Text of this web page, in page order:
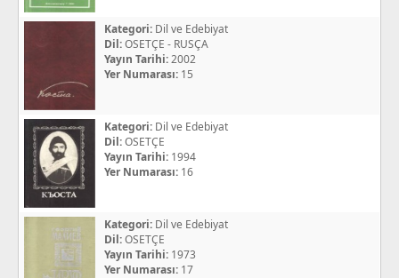
Kategori: Dil ve Edebiyat
Dil:OSETÇE - RUSÇA
Yayın Tarihi:2002
Yer Numarası: 15
Kategori: Dil ve Edebiyat
Dil:OSETÇE
Yayın Tarihi: 1994
Yer Numarası: 16
Kategori: Dil ve Edebiyat
Dil:OSETÇE
Yayın Tarihi: 1973
Yer Numarası: 17